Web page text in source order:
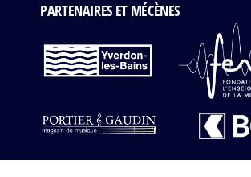
PARTENAIRES ET MÉCÈNES